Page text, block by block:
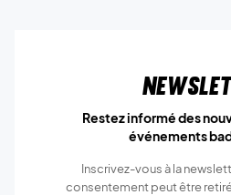
Restez informé des
événements
Inscrivez-vous à la
consentement peut être